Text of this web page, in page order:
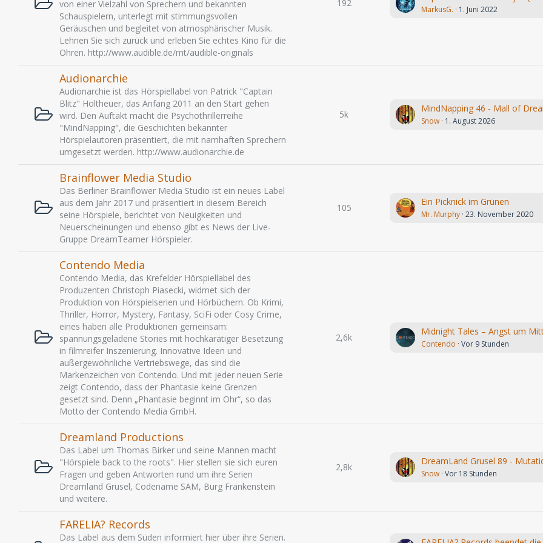
von einer Vielzahl von Sprechern und bekannten
Schauspielern, unterlegt mit stimmungsvollen
Geräuschen und begleitet von atmosphärischer Musik.
Lehnen Sie sich zurück und erleben Sie echtes Kino für die
Ohren. http://www.audible.de/mt/audible-originals
192
MarkusG. 1. Juni 2022
Audionarchie
Audionarchie ist das Hörspiellabel von Patrick "Captain
Blitz" Holtheuer, das Anfang 2011 an den Start gehen
wird. Den Auftakt macht die Psychothrillerreihe
"MindNapping", die Geschichten bekannter
Hörspielautoren präsentiert, die mit namhaften Sprechern
umgesetzt werden. http://www.audionarchie.de
5k
MindNapping 46 - Mall of
Snow 1. August 2026
Brainflower Media Studio
Das Berliner Brainflower Media Studio ist ein neues Label
aus dem Jahr 2017 und präsentiert in diesem Bereich
seine Hörspiele, berichtet von Neuigkeiten und
Neuerscheinungen und ebenso gibt es News der Live-
Gruppe DreamTeamer Hörspieler.
105
Ein Picknick im Grünen
Mr. Murphy 23. November 2020
Contendo Media
Contendo Media, das Krefelder Hörspiellabel des
Produzenten Christoph Piasecki, widmet sich der
Produktion von Hörspielserien und Hörbüchern. Ob Krimi,
Thriller, Horror, Mystery, Fantasy, SciFi oder Cosy Crime,
eines haben alle Produktionen gemeinsam:
spannungsgeladene Stories mit hochkarätiger Besetzung
in filmreifer Inszenierung. Innovative Ideen und
außergewöhnliche Vertriebswege, das sind die
Markenzeichen von Contendo. Und mit jeder neuen Serie
zeigt Contendo, dass der Phantasie keine Grenzen
gesetzt sind. Denn „Phantasie beginnt im Ohr“, so das
Motto der Contendo Media GmbH.
2,6k
Contendo Vor 9 Stunden
Dreamland Productions
Das Label um Thomas Birker und seine Mannen macht
"Hörspiele back to the roots". Hier stellen sie sich euren
Fragen und geben Antworten rund um ihre Serien
Dreamland Grusel, Codename SAM, Burg Frankenstein
und weitere.
2,8k
Snow Vor 18 Stunden
FARELIA? Records
Das Label aus dem Süden informiert hier über ihre Serien.